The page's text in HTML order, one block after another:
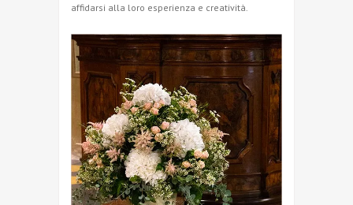
affidarsi alla loro esperienza e creatività.